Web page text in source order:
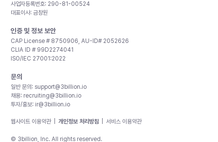
사업자등록번호: 290-81-00524
대표이사: 금창원
인증 및 정보 보안
CAP License # 8750906, AU-ID# 2052626
CLIA ID # 99D2274041
ISO/IEC 27001:2022
문의
일반 문의: support@3billion.io
채용: recruiting@3billion.io
투자/홍보: ir@3billion.io
웹사이트 이용약관 개인정보 처리방침 서비스 이용약관
© 3billion, Inc. All rights reserved.